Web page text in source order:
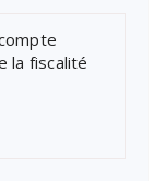
la fiscalité